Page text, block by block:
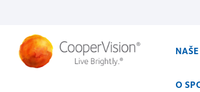
obsahu
O